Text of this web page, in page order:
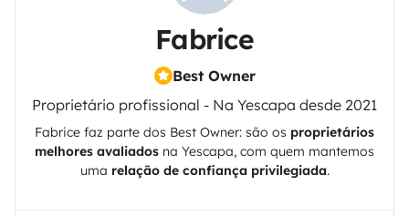
Fabrice
Best Owner
Proprietário profissional - Na Yescapa desde 2021
Fabrice faz parte dos Best Owner: são os proprietários
melhores avaliados na Yescapa, com quem mantemos
uma relação de confiança privilegiada.